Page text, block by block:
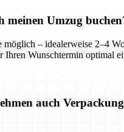
meinen Umzug
möglich – idealerweise 2–4
Ihren Wunschtermin optimal
auch